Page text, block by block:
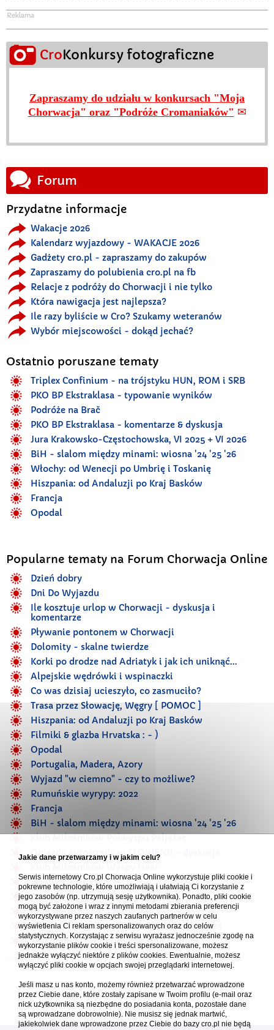
CroKonkursy fotograficzne
Zapraszamy do udziału w konkursach "Moja
Chorwacja" oraz "Podróże Cromaniaków" ✉︎
Forum
Przydatne informacje
Wakacje 2026
Kalendarz wyjazdowy - WAKACJE 2026
Gadżety cro.pl - zapraszamy do zakupów
Zapraszamy do polubienia cro.pl na fb
Relacje z podróży do Chorwacji i nie tylko
Która nawigacja jest najlepsza?
Ile razy byliście w Cro? Szukamy weteranów
Wybór miejscowości - dokąd jechać?
Ostatnio poruszane tematy
Triplex Confinium - na trójstyku HUN, ROM i SRB
PKO BP Ekstraklasa - typowanie wyników
Podróże na Brač
PKO BP Ekstraklasa - komentarze & dyskusja
Jura Krakowsko-Częstochowska, VI 2025 + VI 2026
BiH - slalom między minami: wiosna '24 '25 '26
Włochy: od Wenecji po Umbrię i Toskanię
Hiszpania: od Andaluzji po Kraj Basków
Francja
Opodal
Popularne tematy na Forum Chorwacja Online
Dzień dobry
Dni Do Wyjazdu
Ile kosztuje urlop w Chorwacji - dyskusja i
komentarze
Pływanie pontonem w Chorwacji
Dolomity - skalne twierdze
Korki po drodze nad Adriatyk i jak ich uniknąć...
Alpejskie wędrówki i wspinaczki
Co was dzisiaj ucieszyło, co zasmuciło?
Trasa przez Słowację, Węgry [ POMOC ]
Hiszpania: od Andaluzji po Kraj Basków
Filmiki & glazba Hrvatska : - )
Opodal
Portugalia, Madera, Azory
Wyjazd "w ciemno" - czy to możliwe?
Rumuńskie wyrypy: 2022
Francja
BiH - slalom między minami: wiosna '24 '25 '26
Klub Miłośników Półwyspu Pelješac
Objazdy autostrady w SŁOWENII - dyskusja
Wyspy Kanaryjskie
Grecja
Klub Miłośników Wyspy Pag
Między morzem a górami: Czerwcówka 2023
Truchtem przez Chorwację: Mali Princ
Jakie dane przetwarzamy i w jakim celu?
Serwis internetowy Cro.pl Chorwacja Online wykorzystuje pliki cookie i
pokrewne technologie, które umożliwiają i ułatwiają Ci korzystanie z
jego zasobów (np. utrzymują sesję użytkownika). Ponadto, pliki cookie
mogą być założone i wraz z innymi metodami zbierania preferencji
wykorzystywane przez naszych zaufanych partnerów w celu
wyświetlenia Ci reklam spersonalizowanych oraz do celów
statystycznych. Korzystając z serwisu wyrażasz jednocześnie zgodę na
wykorzystanie plików cookie i treści spersonalizowane, możesz
jednakże wyłączyć niektóre z plików cookies. Ewentualnie, możesz
wyłączyć pliki cookie w opcjach swojej przeglądarki internetowej.
Jeśli masz u nas konto, możemy również przetwarzać wprowadzone
przez Ciebie dane, które zostały zapisane w Twoim profilu (e-mail oraz
nick użytkownika są niezbędne do posiadania konta, pozostałe dane
są wprowadzane dobrowolnie). Nie musisz się jednak martwić,
jakiekolwiek dane wprowadzone przez Ciebie do bazy cro.pl nie będą